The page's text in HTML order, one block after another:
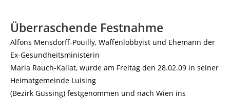
Überraschende Festnahme
Alfons Mensdorff-Pouilly, Waffenlobbyist und Ehemann der
Ex-Gesundheitsministerin
Maria Rauch-Kallat, wurde am Freitag den 28.02.09 in seiner
Heimatgemeinde Luising
(Bezirk Güssing) festgenommen und nach Wien ins